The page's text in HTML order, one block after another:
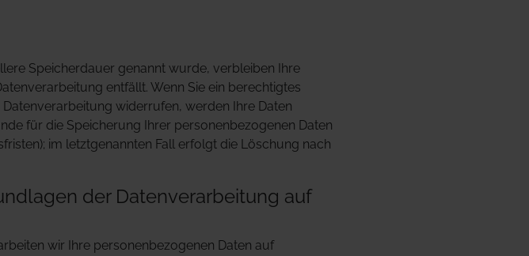
Speicherdauer genannt wurde, verbleiben Ihre
entfällt. Wenn Sie ein berechtigtes
widerrufen, werden Ihre Daten
für die Speicherung Ihrer personenbezogenen Daten
im letztgenannten Fall erfolgt die Löschung nach
der Datenverarbeitung auf
wir Ihre personenbezogenen Daten auf